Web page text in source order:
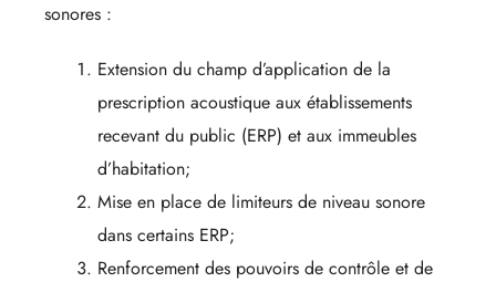
sonores :
Extension du champ d’application de la
prescription acoustique aux établissements
recevant du public (ERP) et aux immeubles
d’habitation;
Mise en place de limiteurs de niveau sonore
dans certains ERP;
Renforcement des pouvoirs de contrôle et de